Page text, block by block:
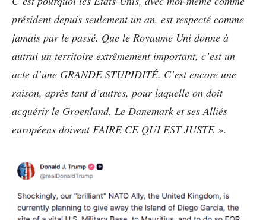
président depuis seulement un an, est respecté comme
jamais par le passé. Que le Royaume Uni donne à
autrui un territoire extrêmement important, c’est un
acte d’une GRANDE STUPIDITÉ. C’est encore une
raison, après tant d’autres, pour laquelle on doit
acquérir le Groenland. Le Danemark et ses Alliés
européens doivent FAIRE CE QUI EST JUSTE ».